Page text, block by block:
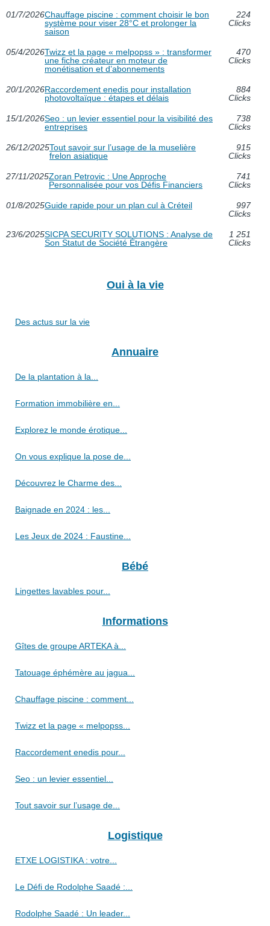
01/7/2026Chauffage piscine : comment choisir le bon
système pour viser 28°C et prolonger la
saison
224
Clicks
05/4/2026Twizz et la page « melpopss » : transformer
une fiche créateur en moteur de
monétisation et d’abonnements
470
Clicks
20/1/2026Raccordement enedis pour installation
photovoltaïque : étapes et délais
884
Clicks
15/1/2026Seo : un levier essentiel pour la visibilité des
entreprises
738
Clicks
26/12/2025Tout savoir sur l’usage de la muselière
frelon asiatique
915
Clicks
27/11/2025Zoran Petrovic : Une Approche
Personnalisée pour vos Défis Financiers
741
Clicks
01/8/2025Guide rapide pour un plan cul à Créteil
997
Clicks
23/6/2025SICPA SECURITY SOLUTIONS : Analyse de
Son Statut de Société Étrangère
1 251
Clicks
Oui à la vie
Des actus sur la vie
Annuaire
De la plantation à la...
Formation immobilière en...
Explorez le monde érotique...
On vous explique la pose de...
Découvrez le Charme des...
Baignade en 2024 : les...
Les Jeux de 2024 : Faustine...
Bébé
Lingettes lavables pour...
Informations
Gîtes de groupe ARTEKA à...
Tatouage éphémère au jagua...
Chauffage piscine : comment...
Twizz et la page « melpopss...
Raccordement enedis pour...
Seo : un levier essentiel...
Tout savoir sur l’usage de...
Logistique
ETXE LOGISTIKA : votre...
Le Défi de Rodolphe Saadé :...
Rodolphe Saadé : Un leader...